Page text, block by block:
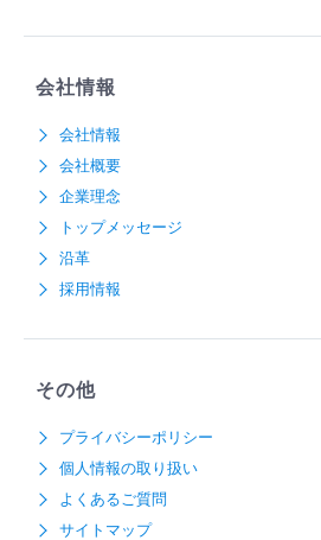
会社情報
会社情報
会社概要
企業理念
トップメッセージ
沿革
採用情報
その他
プライバシーポリシー
個人情報の取り扱い
よくあるご質問
サイトマップ